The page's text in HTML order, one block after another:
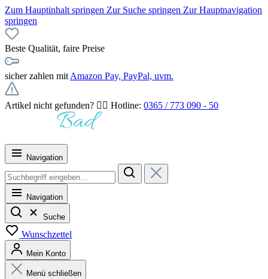
Zum Hauptinhalt springen Zur Suche springen Zur Hauptnavigation
springen
Beste Qualität, faire Preise
sicher zahlen mit Amazon Pay, PayPal, uvm.
Artikel nicht gefunden? 👉🏻 Hotline: 0365 / 773 090 - 50
Navigation
Navigation
Suche
Wunschzettel
Mein Konto
Menü schließen